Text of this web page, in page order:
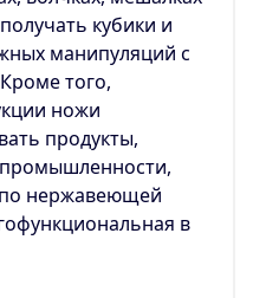
кубики и
манипуляций с
того,
ножи
продукты,
по нержавеющей
в